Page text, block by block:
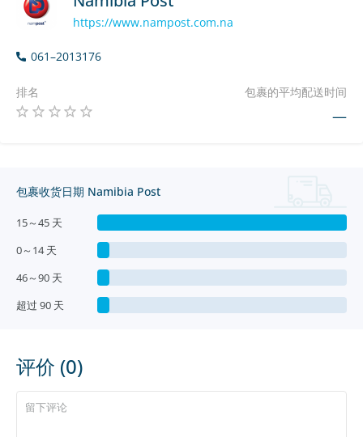
https://www.nampost.com.na
061–2013176
排名 包裹的平均配送时间
—
包裹收货日期 Namibia Post
15～45 天
0～14 天
46～90 天
超过 90 天
评价 (0)